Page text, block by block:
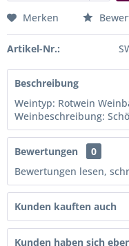
Merken
Artikel-Nr.:
Beschreibung
Weintyp: Rotwein
Weinbeschreibung:
Bewertungen
0
Bewertungen lesen,
Kunden kauften auch
Kunden haben sich